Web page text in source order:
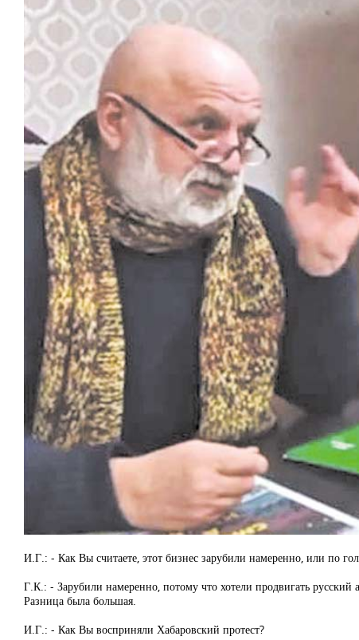
И.Г.: - Как Вы считаете, этот бизнес зарубили намеренно, или по
Г.К.: - Зарубили намеренно, потому что хотели продвигать
Разница была большая.
И.Г.: - Как Вы восприняли Хабаровский протест?